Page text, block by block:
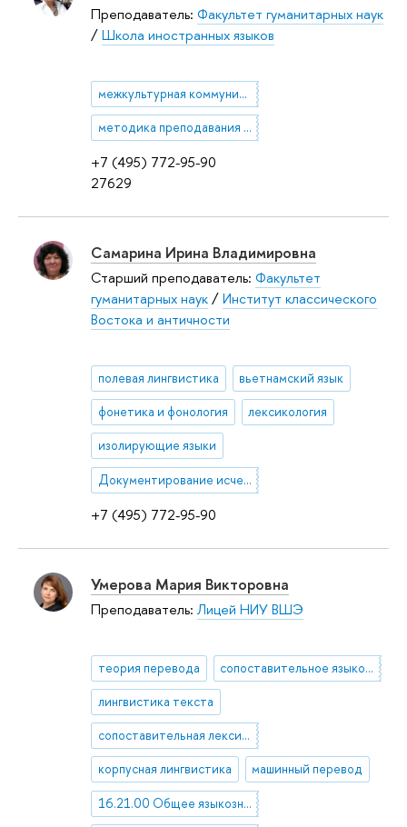
+7 (495) 772-95-90
27629
Преподаватель: Факультет гуманитарных наук
/Школа иностранных языков
межкультурная коммуникация
методика преподавания ESP
+7 (495) 772-95-90
Самарина Ирина Владимировна
Старший преподаватель: Факультет
гуманитарных наук/Институт классического
Востока и античности
полевая лингвистика вьетнамский язык
фонетика и фонология лексикология
изолирующие языки
Документирование исчезающих языков
Умерова Мария Викторовна
Преподаватель: Лицей НИУ ВШЭ
теория перевода сопоставительное языкознание
лингвистика текста
сопоставительная лексикология
корпусная лингвистика машинный перевод
16.21.00 Общее языкознание